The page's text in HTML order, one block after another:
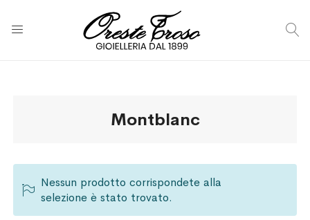
Montblanc
Nessun prodotto corrispondete alla
selezione è stato trovato.